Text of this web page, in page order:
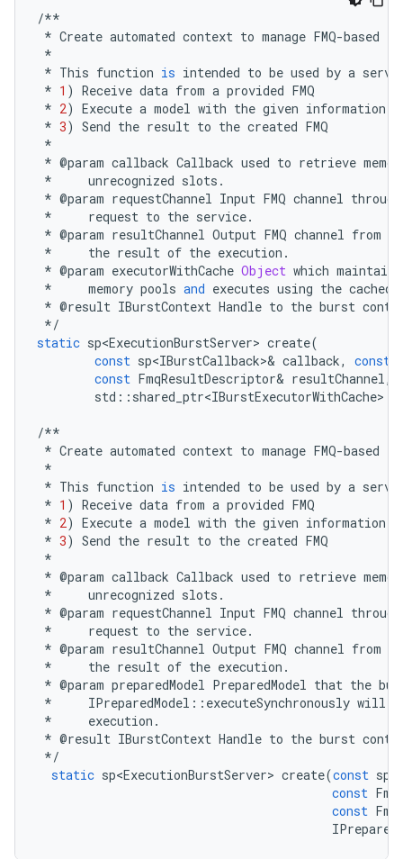
/**
* Create automated context to manage FMQ-based
*
* This function is intended to be used by a
* 1 ) Receive data from a provided FMQ
* 2) Execute a model with the given information
* 3) Send the result to the created FMQ
*
* @param callback Callback used to retrieve
*
unrecognized slots .
* @param requestChannel Input FMQ channel through
*
request to the service.
* @param resultChannel Output FMQ channel from
*
the result of the execution .
* @param executorWithCache Object which maintains
*
memory pools and executes using the cached
* @result IBurstContext Handle to the burst
*/
static sp<ExecutionBurstServer> create(
const sp<IBurstCallback>& callback, const
const FmqResultDescriptor& resultChannel,
std :: shared_ptr<IBurstExecutorWithCache>
/**
* Create automated context to manage FMQ-based
*
* This function is intended to be used by a
* 1 ) Receive data from a provided FMQ
* 2) Execute a model with the given information
* 3) Send the result to the created FMQ
*
* @param callback Callback used to retrieve
*
unrecognized slots .
* @param requestChannel Input FMQ channel through
*
request to the service.
* @param resultChannel Output FMQ channel from
*
the result of the execution .
* @param preparedModel PreparedModel that the
*
IPreparedModel :: executeSynchronously will
*
execution .
* @result IBurstContext Handle to the burst
*/
static sp<ExecutionBurstServer> create(const
const
const